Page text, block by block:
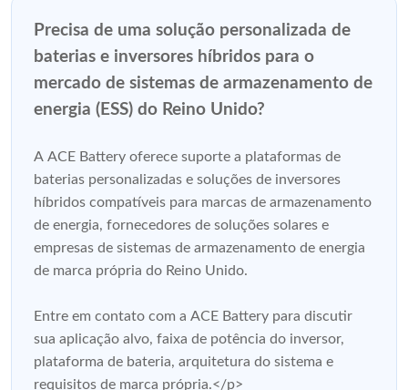
Precisa de uma solução personalizada de
baterias e inversores híbridos para o
mercado de sistemas de armazenamento de
energia (ESS) do Reino Unido?
A ACE Battery oferece suporte a plataformas de
baterias personalizadas e soluções de inversores
híbridos compatíveis para marcas de armazenamento
de energia, fornecedores de soluções solares e
empresas de sistemas de armazenamento de energia
de marca própria do Reino Unido.
Entre em contato com a ACE Battery para discutir
sua aplicação alvo, faixa de potência do inversor,
plataforma de bateria, arquitetura do sistema e
requisitos de marca própria.</p>